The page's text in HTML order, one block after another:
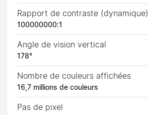
Rapport de contraste (dynamique)
100000000:1
Angle de vision vertical
178°
Nombre de couleurs affichées
16,7 millions de couleurs
Pas de pixel